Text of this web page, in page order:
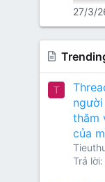
Lang
27/3/
T
thăm
của
Trả lời: